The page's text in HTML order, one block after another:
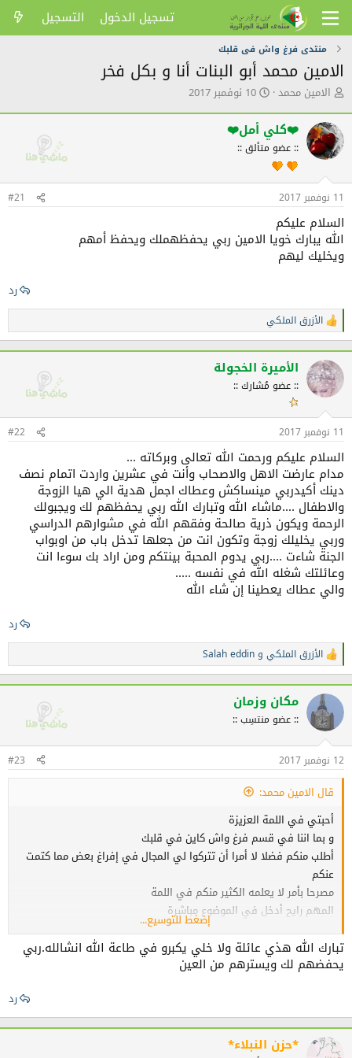
تسجيل الدخول التسجيل
منتدى فرغ واش فى قلبك
الامين محمد أبو البنات أنا و بكل فخر
ك
ت
ب
ا
ل
م
و
ض
و
ع
الامين محمد ت
ر
ي
خ
ش
10 نوفمبر 2017
❤️كلي أمل❤️
:: عضو متألق ::
11 نوفمبر 2017 #21
السلام عليكم
الله يبارك خويا الامين ربي يحفظهملك ويحفظ أمهم
ويخليك ليهم
رد
ا
ل
ت
ف
ا
ع
ا
ت
:
الأزرق الملكي
الأميرة الخجولة
:: عضو مُشارك ::
11 نوفمبر 2017 #22
السلام عليكم ورحمت الله تعالى وبركاته ...
مدام عارضت الاهل والاصحاب وأنت في عشرين واردت اتمام نصف
دينك أكيدربي مينساكش وعطاك اجمل هدية الي هيا الزوجة
والاطفال ....ماشاء الله وتبارك الله ربي يحفظهم لك ويجبولك
الرحمة ويكون ذرية صالحة وفقهم الله في مشوارهم الدراسي
وربي يخليلك زوجة وتكون انت من جعلها تدخل باب من اوبواب
الجنة شاءت ....ربي يدوم المحبة بينتكم ومن اراد بك سوءا انت
وعائلتك شغله الله في نفسه .....
والي عطاك يعطينا إن شاء الله
رد
ا
ل
ت
ف
ع
ا
ت
:
الأزرق الملكي و Salah eddin
مكان وزمان
:: عضو منتسِب ::
12 نوفمبر 2017 #23
قال الامين محمد:
أحبتي في اللمة العزيزة
و بما اننا في قسم فرغ واش كاين في قلبك
أطلب منكم فضلا لا أمرا أن تتركوا لي المجال في إفراغ بعض مما كتمت
عنكم
مصرحا بأمر لا يعلمه الكثير منكم في اللمة
المهم رايح أدخل في الموضوع مباشرة
عن عبد الله بن عباس ـ رضي الله عنه ـ‏ ‏قال: ‏قال رسول الله ‏‏ـ صلى الله
عليه وسلم ـ‏: (مَنْ وُلِدَتْ له ابنةٌ فلم يئِدْها
ولم يُهنْها، ولم يُؤثرْ ولَده عليها ـ يعني الذكَرَ ـ أدخلَه اللهُ بها الجنة )
(ينفصلن عنه بتزويج أو موت)، أو يموتَ عنهنَّ كُنْتُ أنا وهو في الجنَّةِ
كهاتينِ - وأشار بأُصبُعِه الوسطى والَّتي تليها )
إضغط للتوسيع...
تبارك الله هذي عائلة ولا خلي يكبرو في طاعة الله انشالله.ربي
يحفضهم لك ويسترهم من العين
رد
*حزن النبلاء*